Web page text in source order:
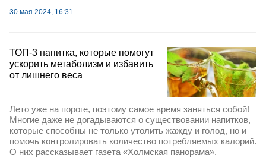
30 мая 2024, 16:31
ТОП-3 напитка, которые помогут
ускорить метаболизм и избавить
от лишнего веса
Лето уже на пороге, поэтому самое время заняться собой!
Многие даже не догадываются о существовании напитков,
которые способны не только утолить жажду и голод, но и
помочь контролировать количество потребляемых калорий.
О них рассказывает газета «Холмская панорама».